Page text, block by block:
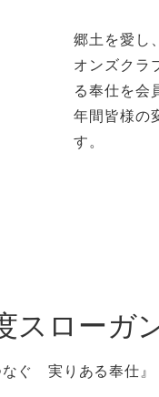
郷土を愛し
オンズクラ
る奉仕を会
年間皆様の
す。
スローガ
ぐ 実りある奉仕』